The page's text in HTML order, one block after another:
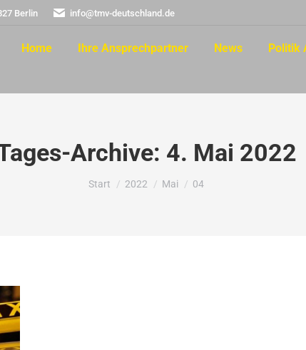
Berlin info@tmv-deutschland.de
Home Ihre Ansprechpartner News Politik
Archive: 4. Mai 2022
Sie befinden sich hier:
Start 2022 Mai 04